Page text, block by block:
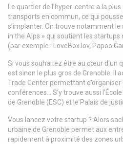
Le quartier de l’hyper-centre a la
transports en commun, ce qui
s’implanter. On trouve notamment le
in the Alps » qui soutient les
(par exemple : LoveBox.lov, Papoo
Si vous souhaitez être au cœur d’un
est sinon le plus gros de Grenoble. Il
Trade Center permettant
conférences… S’y trouve aussi
de Grenoble (ESC) et le Palais de
Vous lancez votre startup ? Alors
urbaine de Grenoble permet aux
rapidement à proximité des zones